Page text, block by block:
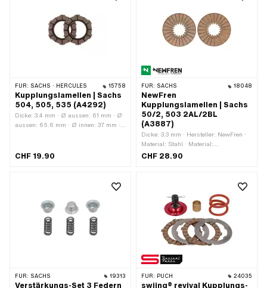
FÜR: SACHS · HERCULES 15758
Kupplungslamellen | Sachs
504, 505, 535 (A4292)
Dicke: 3.4 mm · Ø aussen: 61 mm · Ø
aussen: 65.6 mm · Ø innen: 37 mm ·
CHF 19.90
FÜR: SACHS 18048
NewFren
Kupplungslamellen | Sachs
50/2, 503 2AL/2BL
(A3887)
Dicke: 3.3 mm · Hersteller: NewFren ·
Material: Stahl · Material:
Verbundwerkstoffe · Ø aussen: 93.8
Anwendungsbereich: Standard · Pony
OEM-Nr.: A3887 · Sachs OEM-Nr.:
0659 010 006
CHF 28.90
FÜR: SACHS 19313
Verstärkungs-Set 3 Federn
FÜR: PUCH 24035
swiing® revival Kupplungs-